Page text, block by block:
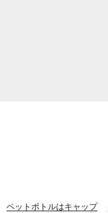
ペットボトルはキャップ